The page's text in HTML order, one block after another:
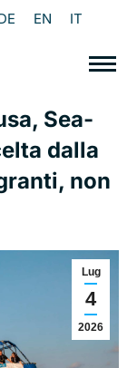
EN IT
Sea-
dalla
non
Lug
4
2026